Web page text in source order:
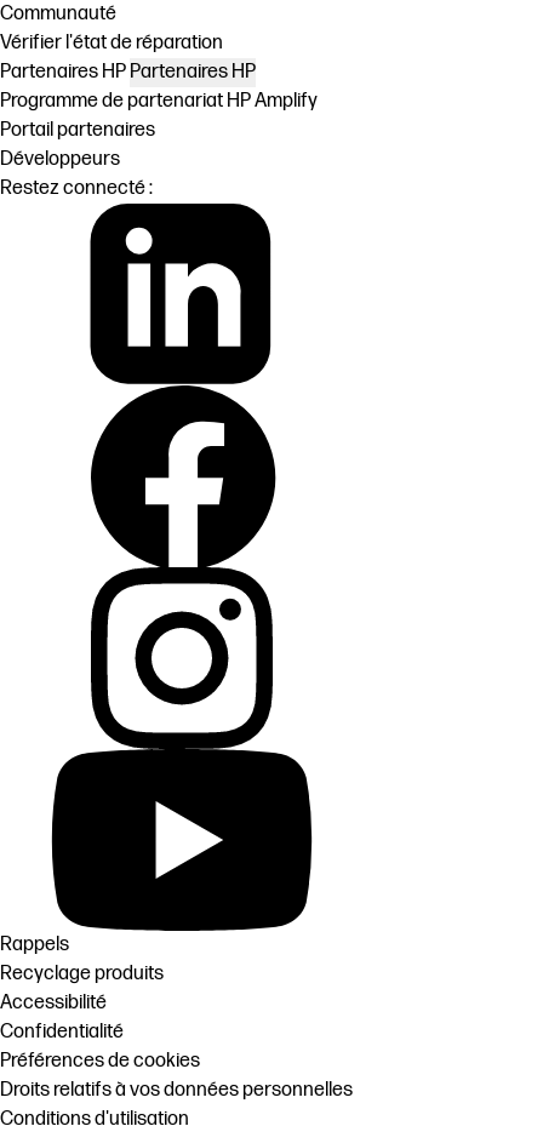
Communauté
Vérifier l'état de réparation
Partenaires HP Partenaires HP
Programme de partenariat HP Amplify
Portail partenaires
Développeurs
Restez connecté :
Rappels
Recyclage produits
Accessibilité
Confidentialité
Préférences de cookies
Droits relatifs à vos données personnelles
Conditions d'utilisation